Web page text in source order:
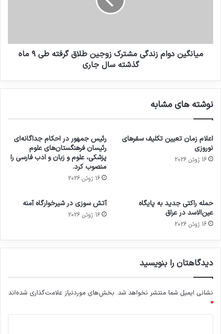
میانگین دوام زندگی مشترک زوجین طلاق گرفته طی ۹ ماه
گذشته سال جاری
نوشته های مشابه
اعلام زمان تعیین تکلیف سفرهای
نوروزی
16 ژوئن 2026
رئیس جمهور در احکام جداگانه‌ای
رئیسان فرهنگستان‌های علوم
پزشکی، علوم و زبان و ادب فارسی را
منصوب کرد.
16 ژوئن 2026
حمله راکتی جدید به پایگاه
عین‌الاسد در عراق
16 ژوئن 2026
آتش سوزی در شیرخوارگاه آمنه
16 ژوئن 2026
دیدگاهتان را بنویسید
نشانی ایمیل شما منتشر نخواهد شد. بخش‌های موردنیاز علامت‌گذاری شده‌اند
*